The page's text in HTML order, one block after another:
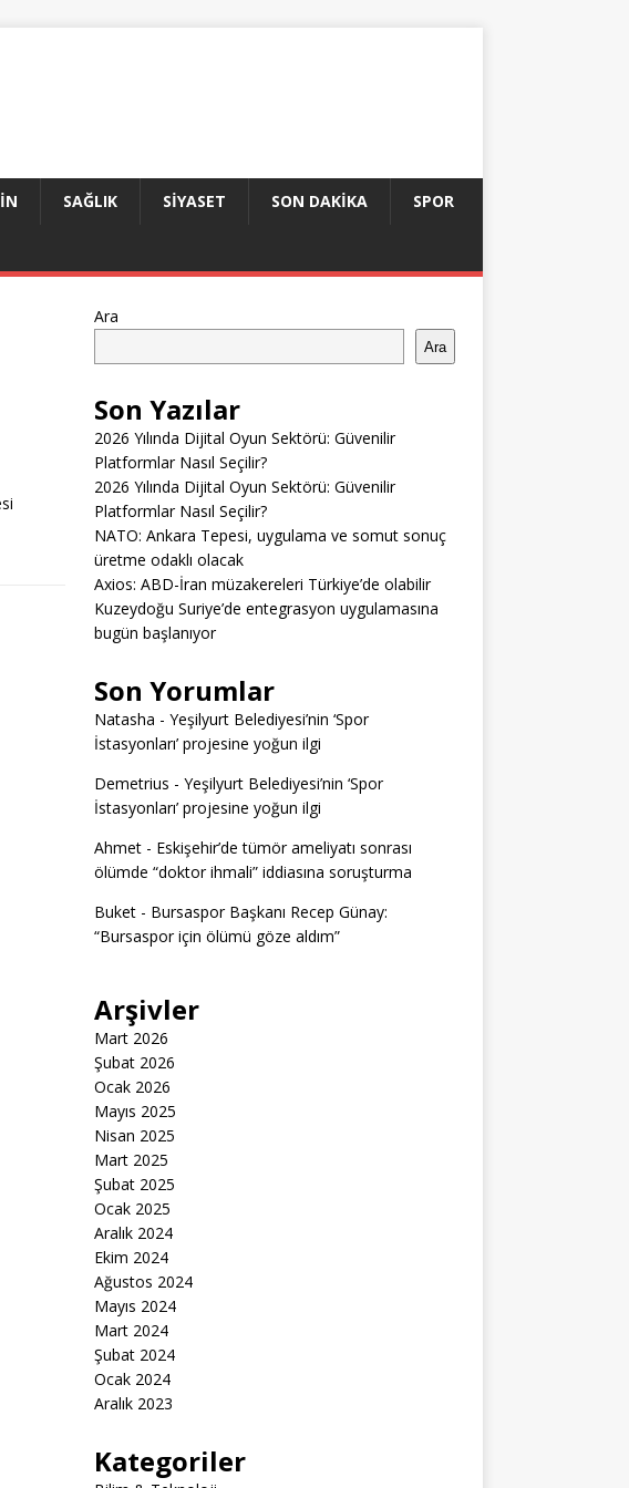
SAĞLIK SIYASET SON DAKIKA SPOR
Ara
Ara
Son Yazılar
2026 Yılında Dijital Oyun Sektörü: Güvenilir
Platformlar Nasıl Seçilir?
2026 Yılında Dijital Oyun Sektörü: Güvenilir
Platformlar Nasıl Seçilir?
NATO: Ankara Tepesi, uygulama ve somut sonuç
üretme odaklı olacak
Axios: ABD-İran müzakereleri Türkiye’de olabilir
Kuzeydoğu Suriye’de entegrasyon uygulamasına
bugün başlanıyor
Son Yorumlar
Natasha - Yeşilyurt Belediyesi’nin ‘Spor
İstasyonları’ projesine yoğun ilgi
Demetrius - Yeşilyurt Belediyesi’nin ‘Spor
İstasyonları’ projesine yoğun ilgi
Ahmet- Eskişehir’de tümör ameliyatı sonrası
ölümde “doktor ihmali” iddiasına soruşturma
Buket- Bursaspor Başkanı Recep Günay:
“Bursaspor için ölümü göze aldım”
Arşivler
Mart 2026
Şubat 2026
Ocak 2026
Mayıs 2025
Nisan 2025
Mart 2025
Şubat 2025
Ocak 2025
Aralık 2024
Ekim 2024
Ağustos 2024
Mayıs 2024
Mart 2024
Şubat 2024
Ocak 2024
Aralık 2023
Kategoriler